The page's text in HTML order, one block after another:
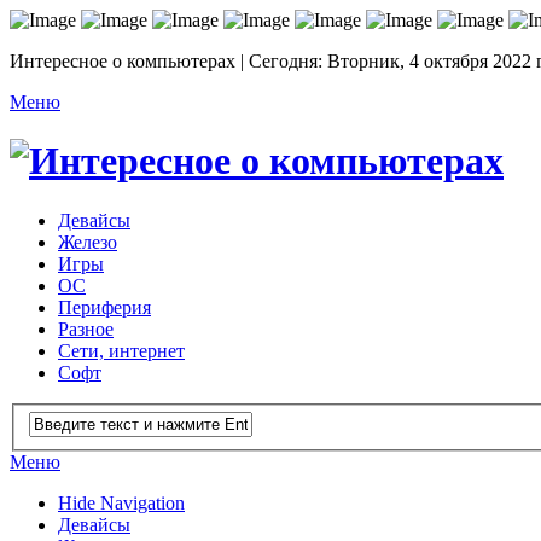
Интересное о компьютерах | Сегодня: Вторник, 4 октября 2022
Меню
Девайсы
Железо
Игры
ОС
Периферия
Разное
Сети, интернет
Софт
Меню
Hide Navigation
Девайсы